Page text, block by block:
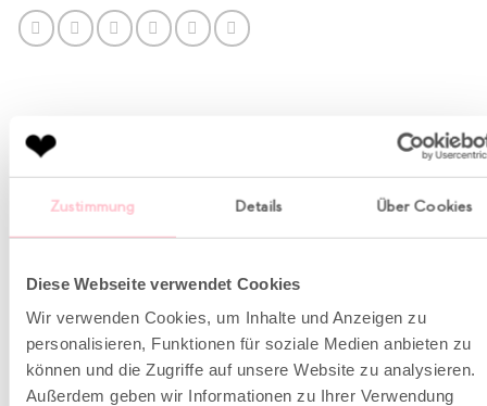
Zustimmung Details Über Cookies
Diese Webseite verwendet Cookies
Wir verwenden Cookies, um Inhalte und Anzeigen zu
personalisieren, Funktionen für soziale Medien anbieten zu
können und die Zugriffe auf unsere Website zu analysieren.
Außerdem geben wir Informationen zu Ihrer Verwendung
BESCHREIBUNG
Modell und absolutes Essential in dieser Saison. Es
wurde aus komfortablem Baumwoll-Jersey in einer
lockeren Passform gefertigt und mit einer kleinen
goldenen Stickerei auf der Brust versehen.